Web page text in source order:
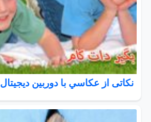
نکاتی از عكاسي با دوربين ديجيتال